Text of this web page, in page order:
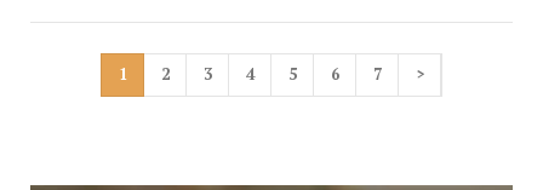
1 2 3 4 5 6 7 >